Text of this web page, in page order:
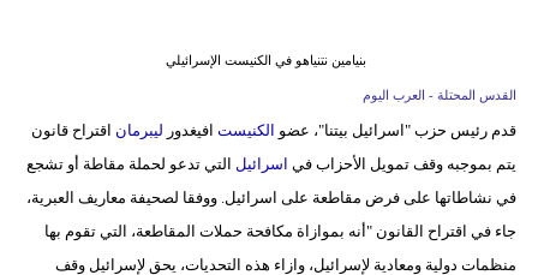
وتكنولوجيا
بيئة
مدوَّنات
بنيامين نتنياهو في الكنيست الإسرائيلي
القدس المحتلة - العرب اليوم
قدم رئيس حزب "اسرائيل بيتنا"، عضو الكنيست افيغدور ليبرمان اقتراح قانون
يتم بموجبه وقف تمويل الأحزاب في اسرائيل التي تدعو لحملة مقاطة أو تشجع
في نشاطاتها على فرض مقاطعة على اسرائيل. ووفقا لصحيفة معاريف العبرية،
جاء في اقتراح القانون "أنه بموازاة مكافحة حملات المقاطعة، التي تقوم بها
منظمات دولية ومعادية لإسرائيل، وازاء هذه التحديات، يحق لإسرائيل وقف